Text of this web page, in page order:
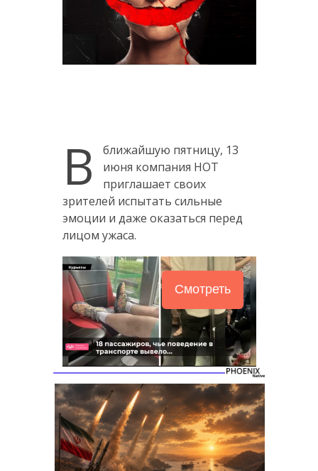
В
ближайшую пятницу, 13
июня компания НОТ
приглашает своих
зрителей испытать сильные
эмоции и даже оказаться перед
лицом ужаса.
Смотреть
Следующее видео Отмена